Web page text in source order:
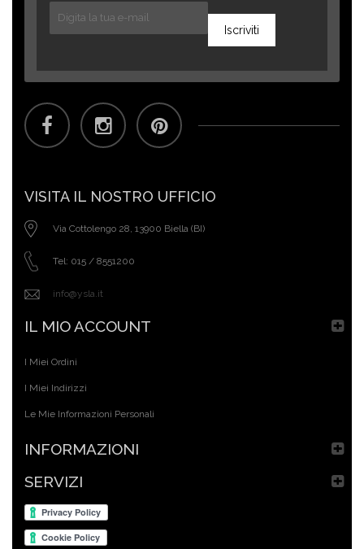
Iscriviti
VISITA IL NOSTRO UFFICIO
Via Cottolengo 28, 13900 Biella (BI)
Tel: 015 / 8551200
info@ysla.it
IL MIO ACCOUNT
I Miei Ordini
I Miei Indirizzi
Le Mie Informazioni Personali
INFORMAZIONI
SERVIZI